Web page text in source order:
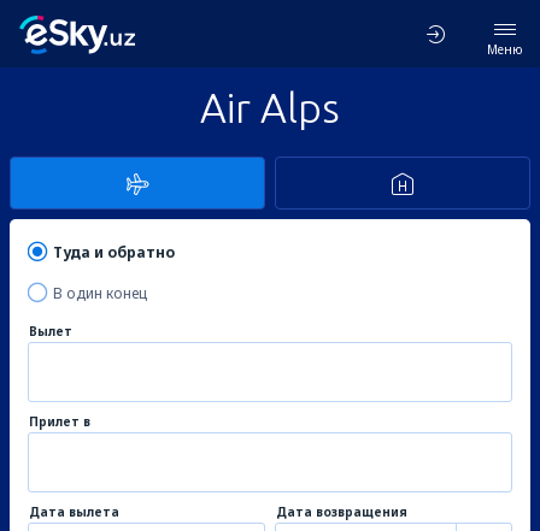
Меню
Air Alps
Туда и обратно
В один конец
Вылет
Прилет в
Дата вылета Дата возвращения